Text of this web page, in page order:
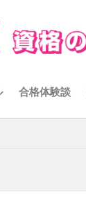
合格体験談